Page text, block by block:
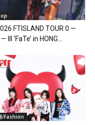
FTISLAND TOUR 0 —
III ‘FaTe’ in HONG...
/Fashion